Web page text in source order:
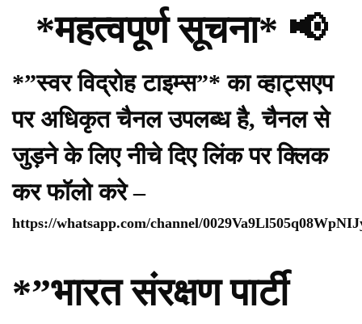
*महत्वपूर्ण सूचना* 📢
*”स्वर विद्रोह टाइम्स”* का व्हाट्सएप
पर अधिकृत चैनल उपलब्ध है, चैनल से
जुड़ने के लिए नीचे दिए लिंक पर क्लिक
कर फॉलो करे –
https://whatsapp.com/channel/
*”भारत संरक्षण पार्टी